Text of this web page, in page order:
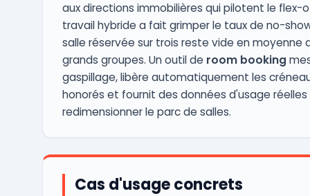
aux directions immobilières qui pilotent le flex-
travail hybride a fait grimper le taux de no-
salle réservée sur trois reste vide en moyenne
grands groupes. Un outil de room booking
gaspillage, libère automatiquement les
honorés et fournit des données d'usage réelles
redimensionner le parc de salles.
Cas d'usage concrets